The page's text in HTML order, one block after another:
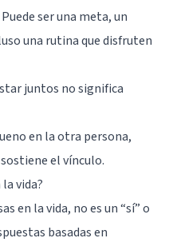
ser una meta, un
una rutina que disfruten
juntos no significa
en la otra persona,
el vínculo.
vida?
en la vida, no es un “sí” o
basadas en